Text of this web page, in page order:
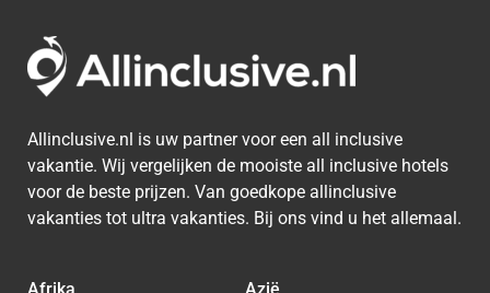
Allinclusive.nl is uw partner voor een all inclusive
vakantie. Wij vergelijken de mooiste all inclusive hotels
voor de beste prijzen. Van goedkope allinclusive
vakanties tot ultra vakanties. Bij ons vind u het allemaal.
Afrika Azië